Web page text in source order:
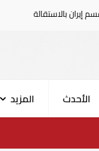
الأحدث
المزيد